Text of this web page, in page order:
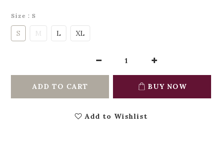
Size : S
S M L XL
ADD TO CART BUY NOW
Add to Wishlist